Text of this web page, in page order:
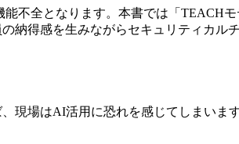
不全となります。本書では「TEACH
納得感を生みながらセキュリティカル
現場はAI活用に恐れを感じてしまいま